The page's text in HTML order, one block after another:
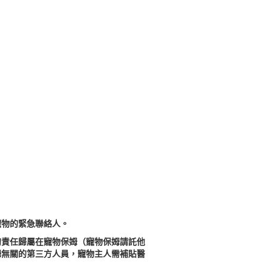
的緊急聯絡人。
任歸屬在寵物保姆（寵物保姆請託他
關的第三方人員，寵物主人需補貼醫